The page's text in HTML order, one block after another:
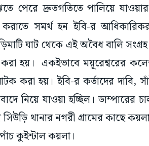
পেরে দ্রুতগতিতে পালিয়ে
করাতে সমর্থ হন ইবি-র
ঘাট থেকে এই অবৈধ বালি
হয়। একইভাবে ময়ূরেশ্বরের
করা হয়। ইবি-র কর্তাদের দাবি,
নিয়ে যাওয়া হচ্ছিল।
সিউড়ি থানার নগরী গ্রামের কাছে
কুইন্টাল কয়লা।